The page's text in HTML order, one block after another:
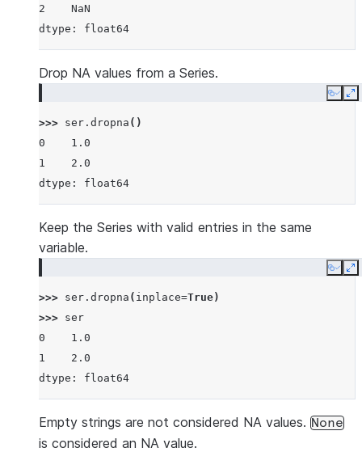
2    NaN
dtype: float64
Drop NA values from a Series.
Copy
>>> ser . dropna ()
0    1.0
1    2.0
dtype: float64
Keep the Series with valid entries in the same
variable.
Copy
>>> ser . dropna ( inplace=True)
>>> ser
0    1.0
1    2.0
dtype: float64
Empty strings are not considered NA values. None
is considered an NA value.